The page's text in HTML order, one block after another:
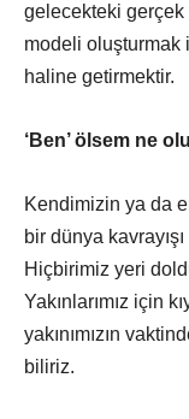
gelecekteki gerçek
modeli oluşturmak
haline getirmektir.
‘Ben’ ölsem ne
Kendimizin ya da
bir dünya
Hiçbirimiz yeri
Yakınlarımız için
yakınımızın
biliriz.